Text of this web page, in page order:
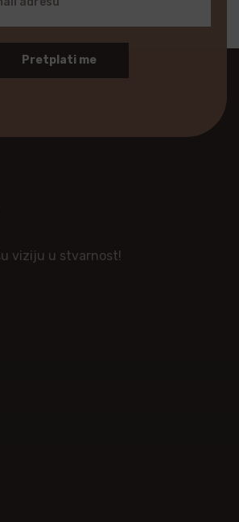
Pretplati me
viziju u stvarnost!